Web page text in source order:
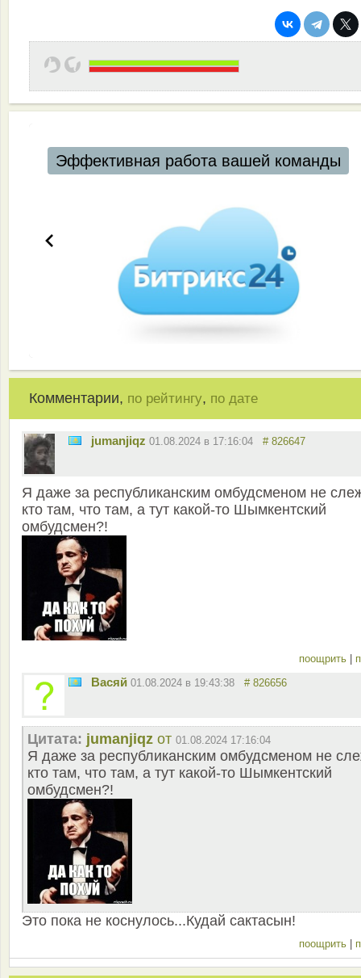
Эффективная работа вашей команды
Комментарии, по рейтингу, по дате
jumanjiqz 01.08.2024 в 17:16:04 # 826647
Я даже за республиканским омбудсменом не
кто там, что там, а тут какой-то Шымкентский
омбудсмен?!
поощрить |
Васяй 01.08.2024 в 19:43:38 # 826656
Цитата: jumanjiqz от 01.08.2024 17:16:04
Я даже за республиканским омбудсменом не
кто там, что там, а тут какой-то Шымкентский
омбудсмен?!
Это пока не коснулось...Кудай сактасын!
поощрить |